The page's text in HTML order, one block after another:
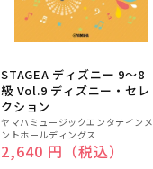
STAGEA ディズニー 9～8
級 Vol.9 ディズニー・セレ
クション
販
売
ヤマハミュージックエンタテインメ
ントホールディングス
通常価格
2,640 円（税込）